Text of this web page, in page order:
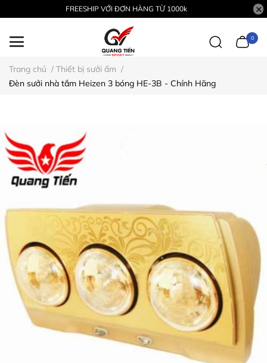
FREESHIP VỚI ĐƠN HÀNG TỪ 1000k
0
Trang chủ / Thiết bị sưởi ấm /
Đèn sưởi nhà tắm Heizen 3 bóng HE-3B - Chính Hãng